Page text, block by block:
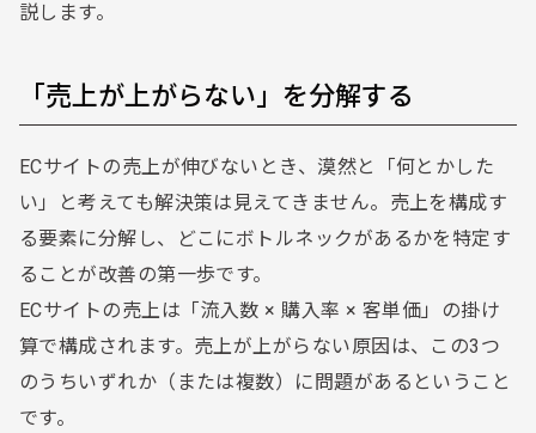
説します。
「売上が上がらない」を分解する
ECサイトの売上が伸びないとき、漠然と「何とかした
い」と考えても解決策は見えてきません。売上を構成す
る要素に分解し、どこにボトルネックがあるかを特定す
ることが改善の第一歩です。
ECサイトの売上は「流入数 × 購入率 × 客単価」の掛け
算で構成されます。売上が上がらない原因は、この3つ
のうちいずれか（または複数）に問題があるということ
です。